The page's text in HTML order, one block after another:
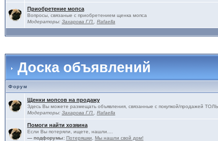
Приобретение мопса
Вопросы, связаные с приобретением щенка мопса
Модераторы: Захарова Г.П. Rafaella
Доска объявлений
Форум
Щенки мопсов на продажу
Здесь Вы можете размещать объявления, связанные с покупкой/продажей
Модераторы: Захарова Г.П. Rafaella
Помоги найти хозяина
Если Вы потеряли, ищете, нашли....
— подфорумы: Потеряшки
Мы нашли свой дом!